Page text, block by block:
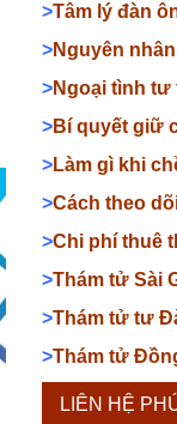
>Tâm lý đàn
>Nguyên
>Ngoại tình tư
>Bí quyết giữ
>Làm gì khi
>Cách theo
>Chi phí thuê
>Thám tử Sài
>Thám tử tư
>Thám tử
LIÊN HỆ